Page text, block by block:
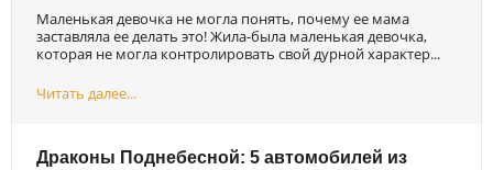
Маленькая девочка не могла понять, почему ее мама
заставляла ее делать это! Жила-была маленькая девочка,
которая не могла контролировать свой дурной характер...
Читать далее...
Драконы Поднебесной: 5 автомобилей из